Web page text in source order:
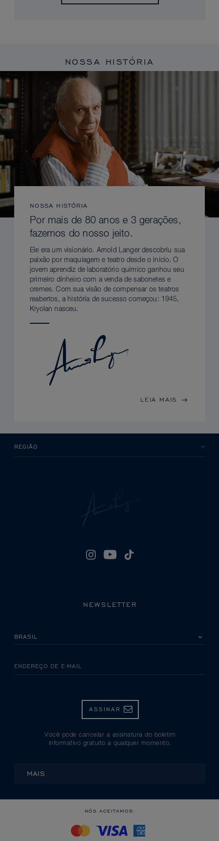
NOSSA HISTÓRIA
NOSSA HISTÓRIA
Por mais de 80 anos e 3 gerações,
fazemos do nosso jeito.
Ele era um visionário. Arnold Langer descobriu sua
paixão por maquiagem e teatro desde o início. O
jovem aprendiz de laboratório químico ganhou seu
primeiro dinheiro com a venda de sabonetes e
cremes. Com sua visão de compensar os teatros
reabertos, a história de sucesso começou: 1945,
Kryolan nasceu.
LEIA MAIS
REGIÃO
NEWSLETTER
ENDEREÇO DE E-MAIL
ASSINAR
Você pode cancelar a assinatura do boletim
informativo gratuito a qualquer momento.
MAIS
NÓS ACEITAMOS: